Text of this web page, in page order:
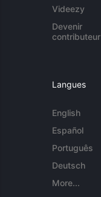
Videezy
Devenir
contributeur
Langues
English
Español
Português
Deutsch
More...